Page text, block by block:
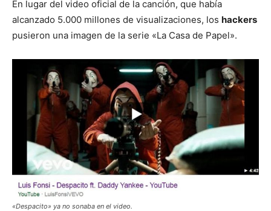
En lugar del video oficial de la canción, que había
alcanzado 5.000 millones de visualizaciones, los hackers
pusieron una imagen de la serie «La Casa de Papel».
«Despacito» ya no sonaba en el video.